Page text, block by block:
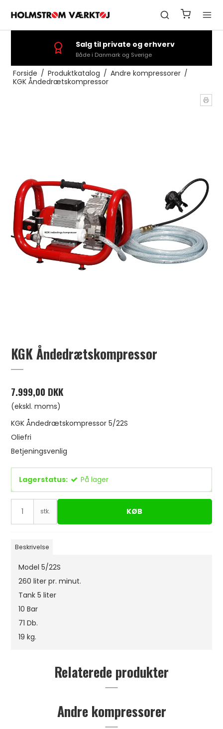
Salg til private og erhverv
Både i Danmark og Sverige
Forside / Produktkatalog / Andre kompressorer /
KGK Åndedrætskompressor
KGK Åndedrætskompressor
7.999,00 DKK
(ekskl. moms)
KGK Åndedrætskompressor 5/22S
Oliefri
Betjeningsvenlig
Lagerstatus: På lager
stk. KØB
Beskrivelse
Model 5/22S
260 liter pr. minut.
Tank 5 liter
10 Bar
71 Db.
19 kg.
Relaterede produkter
Andre kompressorer